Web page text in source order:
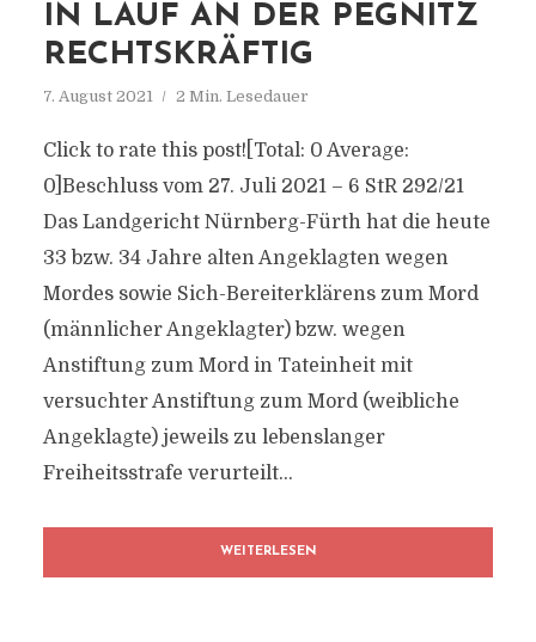
IN LAUF AN DER PEGNITZ
RECHTSKRÄFTIG
7. August 2021 2 Min. Lesedauer
Click to rate this post![Total: 0 Average:
0]Beschluss vom 27. Juli 2021 – 6 StR 292/21
Das Landgericht Nürnberg-Fürth hat die heute
33 bzw. 34 Jahre alten Angeklagten wegen
Mordes sowie Sich-Bereiterklärens zum Mord
(männlicher Angeklagter) bzw. wegen
Anstiftung zum Mord in Tateinheit mit
versuchter Anstiftung zum Mord (weibliche
Angeklagte) jeweils zu lebenslanger
Freiheitsstrafe verurteilt...
WEITERLESEN